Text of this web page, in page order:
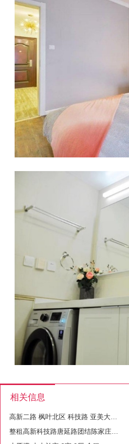
相关信息
高新二路 枫叶北区 科技路 亚美大厦 玫瑰大楼 高新二路
整租高新科技路唐延路团结陈家庄独立卫生间厨房朝南陈家庄小区